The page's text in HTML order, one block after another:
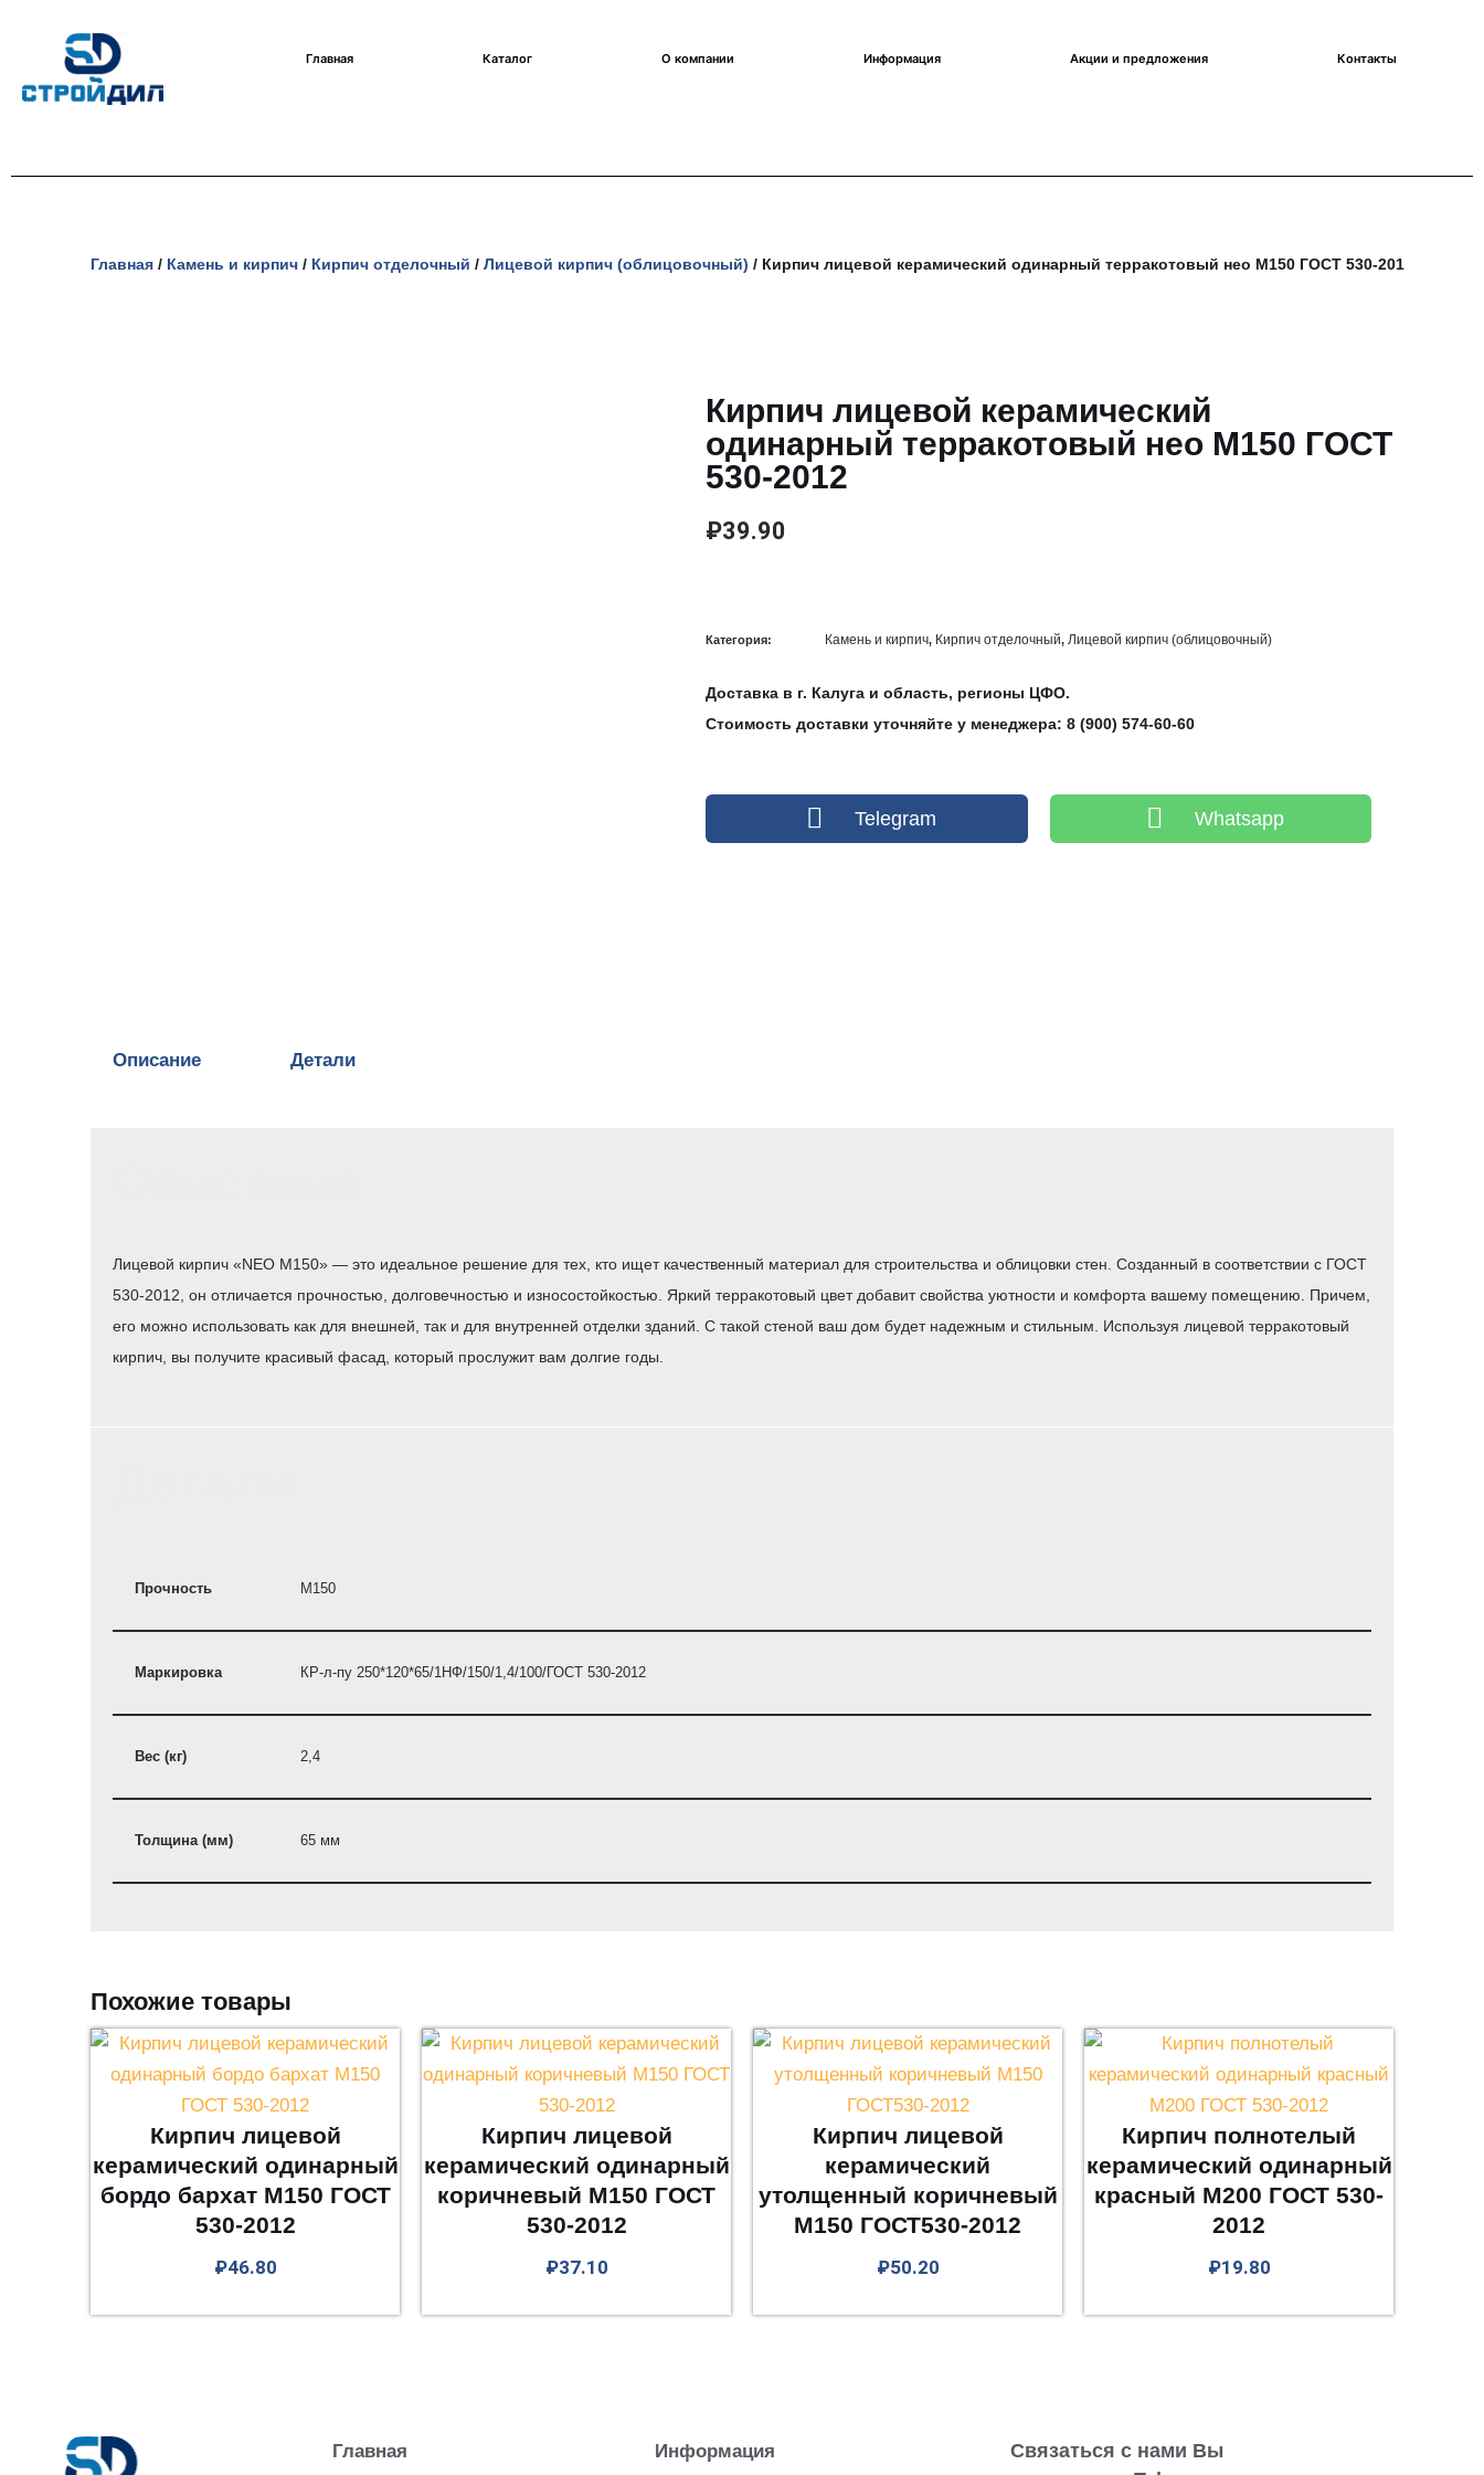
Перейти
к
Главная Каталог О компании Информация Акции и предложения Контакты
Главная / Камень и кирпич / Кирпич отделочный / Лицевой кирпич (облицовочный) / Кирпич лицевой керамический одинарный терракотовый нео М150 ГОСТ 530-2012
Кирпич лицевой керамический
одинарный терракотовый нео М150 ГОСТ
530-2012
₽39.90
Категория: Камень и кирпич, Кирпич отделочный, Лицевой кирпич (облицовочный)
Доставка в г. Калуга и область, регионы ЦФО.
Стоимость доставки уточняйте у менеджера: 8 (900) 574-60-60
Telegram Whatsapp
Описание Детали
Лицевой кирпич «NEO M150» — это идеальное решение для тех, кто ищет качественный материал для строительства и облицовки стен. Созданный в соответствии с ГОСТ
530-2012, он отличается прочностью, долговечностью и износостойкостью. Яркий терракотовый цвет добавит свойства уютности и комфорта вашему помещению. Причем,
его можно использовать как для внешней, так и для внутренней отделки зданий. С такой стеной ваш дом будет надежным и стильным. Используя лицевой терракотовый
кирпич, вы получите красивый фасад, который прослужит вам долгие годы.
Прочность M150
Маркировка КР-л-пу 250*120*65/1НФ/150/1,4/100/ГОСТ 530-2012
Вес (кг) 2,4
Толщина (мм) 65 мм
Похожие товары
Кирпич лицевой
керамический одинарный
бордо бархат М150 ГОСТ
530-2012
₽46.80
Кирпич лицевой
керамический одинарный
коричневый М150 ГОСТ
530-2012
₽37.10
Кирпич лицевой
керамический
утолщенный коричневый
М150 ГОСТ530-2012
₽50.20
Кирпич полнотелый
керамический одинарный
красный М200 ГОСТ 530-
2012
₽19.80
Главная Информация
Связаться с нами Вы